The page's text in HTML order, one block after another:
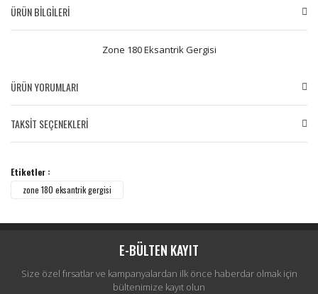
ÜRÜN BİLGİLERİ
Zone 180 Eksantrik Gergisi
ÜRÜN YORUMLARI
TAKSİT SEÇENEKLERİ
Etiketler :
zone 180 eksantrik gergisi
E-BÜLTEN KAYIT
Size özel fırsatlar ve kampanyalardan ilk önce haberdar olmak için
bültenimize kayıt olun